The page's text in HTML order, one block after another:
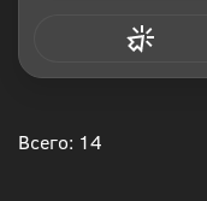
Всего: 14